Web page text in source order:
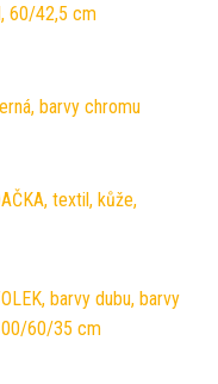
60/42,5 cm
6 499 Kč.
cena je: 5 524 Kč.
barvy chromu
5 999 Kč.
cena je: 4 439 Kč.
textil, kůže,
73 090 Kč.
cena je: 62 127 Kč.
barvy dubu, barvy
60/35 cm